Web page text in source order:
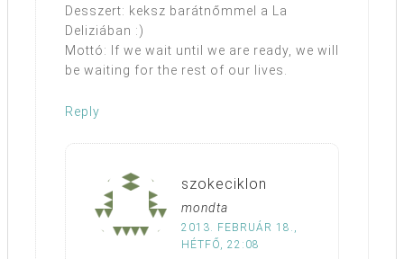
Desszert: keksz barátnőmmel a La
Deliziában :)
Mottó: If we wait until we are ready, we will
be waiting for the rest of our lives.
Reply
szokeciklon
mondta
2013. FEBRUÁR 18.,
HÉTFŐ, 22:08